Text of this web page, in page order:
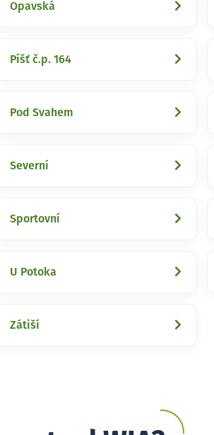
Opavská
Píšť č.p. 164
Pod Svahem
Severní
Sportovní
U Potoka
Zátiší